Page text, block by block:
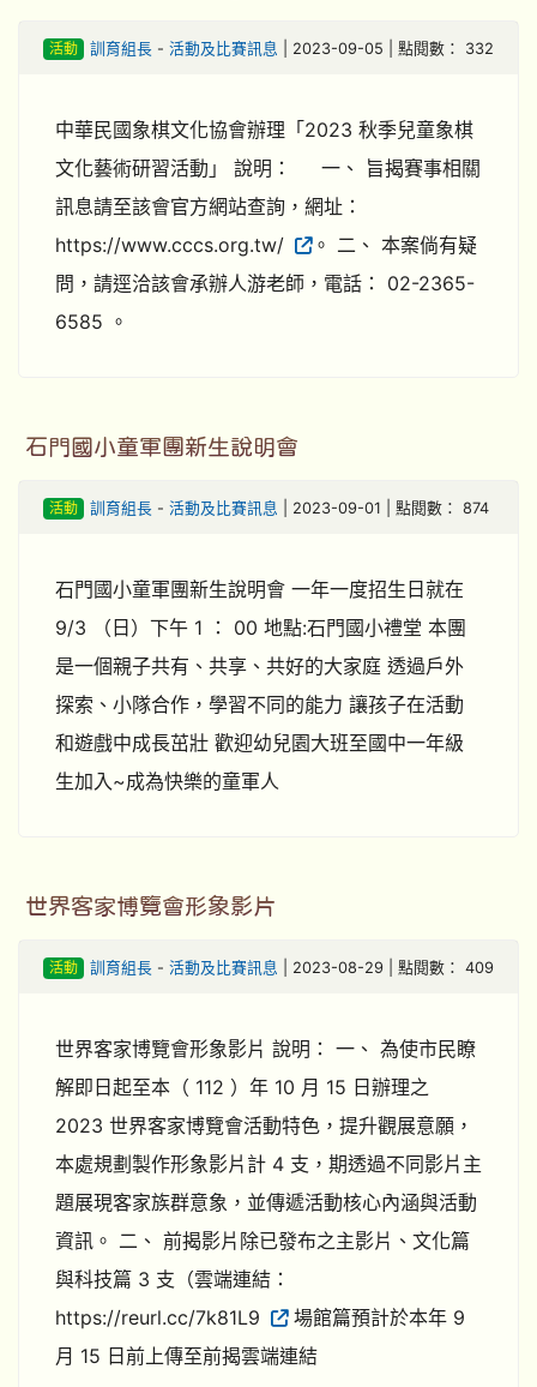
活動 訓育組長- 活動及比賽訊息 | 2023-09-05 | 點閱數： 332
中華民國象棋文化協會辦理「2023 秋季兒童象棋
文化藝術研習活動」 說明： 一、 旨揭賽事相關
訊息請至該會官方網站查詢，網址：
https://www.cccs.org.tw/
。 二、 本案倘有疑
問，請逕洽該會承辦人游老師，電話： 02-2365-
6585 。
石門國小童軍團新生說明會
活動 訓育組長- 活動及比賽訊息 | 2023-09-01 | 點閱數： 874
石門國小童軍團新生說明會 一年一度招生日就在
9/3 （日）下午 1 ： 00 地點:石門國小禮堂 本團
是一個親子共有、共享、共好的大家庭 透過戶外
探索、小隊合作，學習不同的能力 讓孩子在活動
和遊戲中成長茁壯 歡迎幼兒園大班至國中一年級
生加入~成為快樂的童軍人
世界客家博覽會形象影片
活動 訓育組長- 活動及比賽訊息 | 2023-08-29 | 點閱數： 409
世界客家博覽會形象影片 說明： 一、 為使市民瞭
解即日起至本（ 112 ）年 10 月 15 日辦理之
2023 世界客家博覽會活動特色，提升觀展意願，
本處規劃製作形象影片計 4 支，期透過不同影片主
題展現客家族群意象，並傳遞活動核心內涵與活動
資訊。 二、 前揭影片除已發布之主影片、文化篇
與科技篇 3 支（雲端連結：
https://reurl.cc/7k81L9
場館篇預計於本年 9
月 15 日前上傳至前揭雲端連結